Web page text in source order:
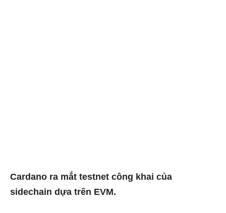
Cardano ra mắt testnet công khai của
sidechain dựa trên EVM.